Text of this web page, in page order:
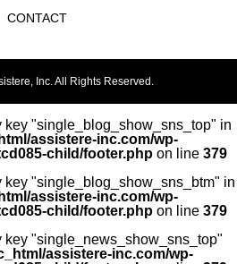
CONTACT
Inc. All Rights Reserved.
key "single_blog_show_sns_top" in
assistere-inc.com/wp-
child/footer.php on line 379
key "single_blog_show_sns_btm" in
assistere-inc.com/wp-
child/footer.php on line 379
key "single_news_show_sns_top"
assistere-inc.com/wp-